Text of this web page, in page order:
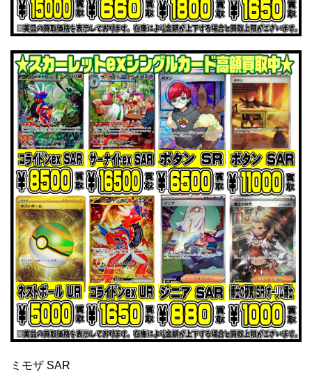
ミモザ SAR